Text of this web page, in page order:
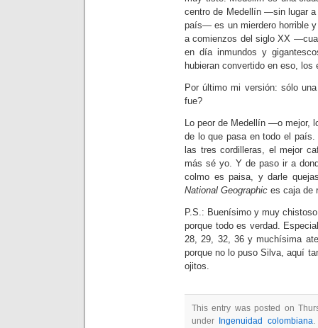
centro de Medellín —sin lugar
país— es un mierdero horrible
a comienzos del siglo XX
en día inmundos y
hubieran convertido en eso,
Por último mi versión: sólo
fue?
Lo peor de Medellín —o mejor,
de lo que pasa en todo el
las tres cordilleras, el mejor
más sé yo. Y de paso ir a
colmo es paisa, y darle
National Geographic es caja de
P.S.: Buenísimo y muy
porque todo es verdad.
28, 29, 32, 36 y muchísima
porque no lo puso Silva, aquí
ojitos.
This entry was posted on
under
Ingenuidad colombiana.